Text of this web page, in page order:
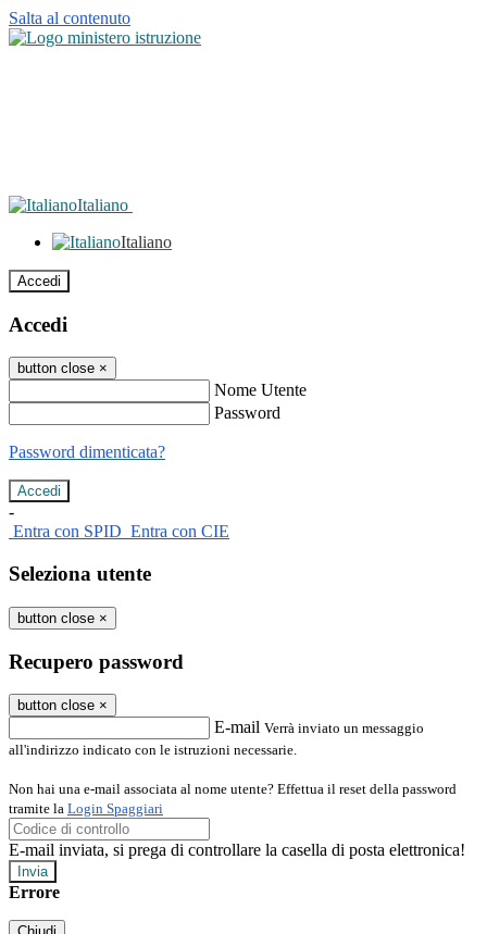
Salta al contenuto
Italiano
Italiano
Accedi
Accedi
button close ×
Nome Utente
Password
Password dimenticata?
-
Entra con SPID Entra con CIE
Seleziona utente
button close ×
Recupero password
button close ×
E-mail Verrà inviato un messaggio
all'indirizzo indicato con le istruzioni necessarie.
Non hai una e-mail associata al nome utente? Effettua il reset della password
tramite la Login Spaggiari
E-mail inviata, si prega di controllare la casella di posta elettronica!
Errore